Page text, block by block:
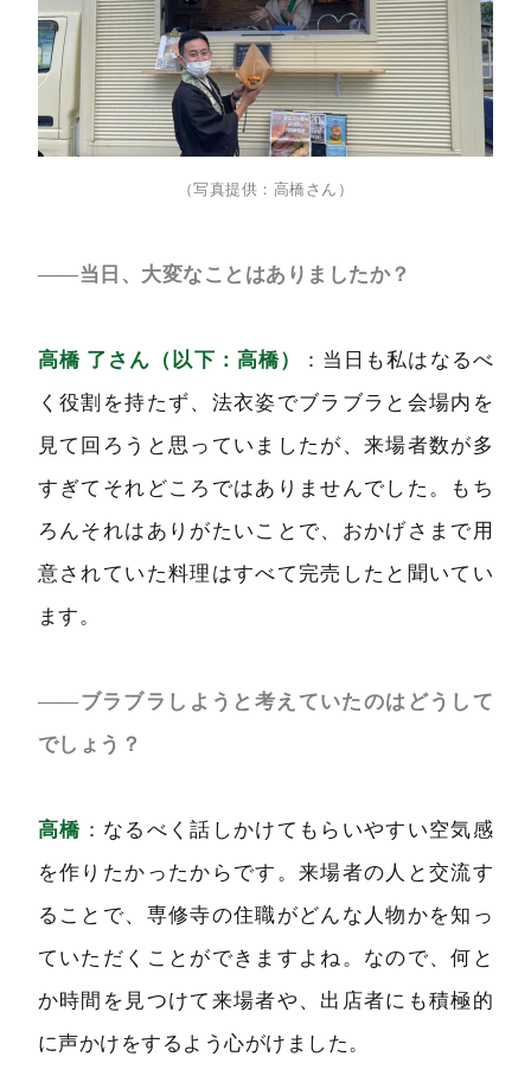
（写真提供：高橋さん）
――当日、大変なことはありましたか？
高橋 了さん（以下：高橋）
：当日も私はなるべ
く役割を持たず、法衣姿でブラブラと会場内を
見て回ろうと思っていましたが、来場者数が多
すぎてそれどころではありませんでした。もち
ろんそれはありがたいことで、おかげさまで用
意されていた料理はすべて完売したと聞いてい
ます。
――ブラブラしようと考えていたのはどうして
でしょう？
高橋 ：なるべく話しかけてもらいやすい空気感
を作りたかったからです。来場者の人と交流す
ることで、専修寺の住職がどんな人物かを知っ
ていただくことができますよね。なので、何と
か時間を見つけて来場者や、出店者にも積極的
に声かけをするよう心がけました。